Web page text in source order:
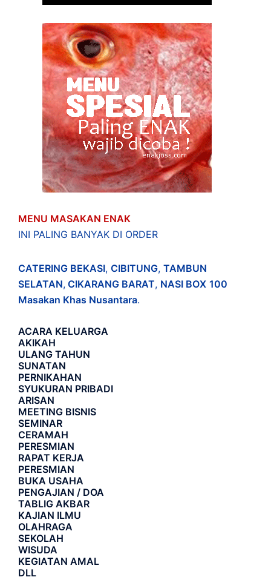
MENU MASAKAN ENAK
INI PALING BANYAK DI ORDER
CATERING BEKASI, CIBITUNG, TAMBUN
SELATAN, CIKARANG BARAT, NASI BOX 100
Masakan Khas Nusantara.
ACARA KELUARGA
AKIKAH
ULANG TAHUN
SUNATAN
PERNIKAHAN
SYUKURAN PRIBADI
ARISAN
MEETING BISNIS
SEMINAR
CERAMAH
PERESMIAN
RAPAT KERJA
PERESMIAN
BUKA USAHA
PENGAJIAN / DOA
TABLIG AKBAR
KAJIAN ILMU
OLAHRAGA
SEKOLAH
WISUDA
KEGIATAN AMAL
DLL